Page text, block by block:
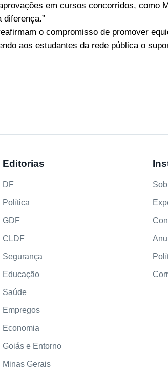
em cursos concorridos, como
diferença.”
o compromisso de promover
aos estudantes da rede pública o
Editorias
DF
Política
GDF
CLDF
Segurança
Educação
Saúde
Empregos
Economia
Goiás e Entorno
Minas Gerais